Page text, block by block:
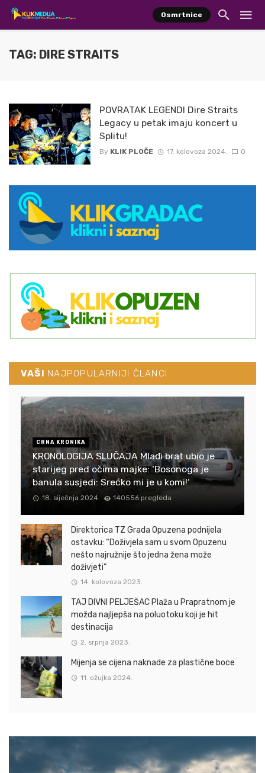
Osmrtnice
TAG: DIRE STRAITS
POVRATAK LEGENDI Dire Straits
Legacy u petak imaju koncert u
Splitu!
By KLIK PLOČE 17. kolovoza 2024. 0
VAŠI NAJPOPULARNIJI ČLANCI
CRNA KRONIKA
KRONOLOGIJA SLUČAJA Mlađi brat ubio je
starijeg pred očima majke: ‘Bosonoga je
banula susjedi: Srećko mi je u komi!‘
18. siječnja 2024. 140556 pregleda
Direktorica TZ Grada Opuzena podnijela
ostavku: “Doživjela sam u svom Opuzenu
nešto najružnije što jedna žena može
doživjeti”
14. kolovoza 2023.
TAJ DIVNI PELJEŠAC Plaža u Prapratnom je
možda najljepša na poluotoku koji je hit
destinacija
2. srpnja 2023.
Mijenja se cijena naknade za plastične boce
11. ožujka 2024.